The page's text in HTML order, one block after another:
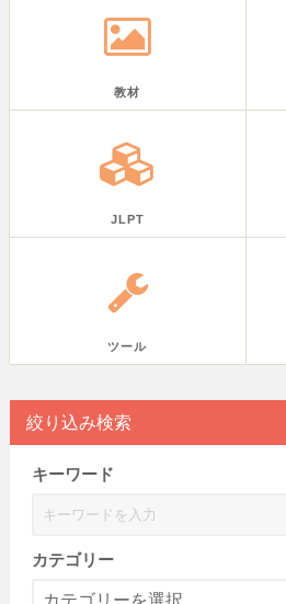
教材
JLPT
ツール
絞り込み検索
キーワード
カテゴリー